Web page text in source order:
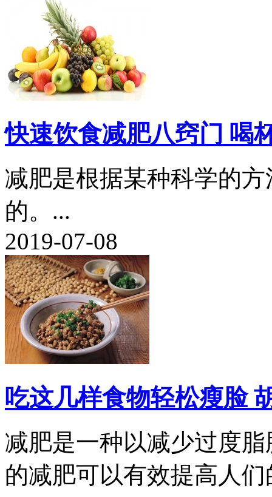
快速饮食减肥八窍门 喝
减肥是根据某种科学的
的。...
2019-07-08
吃这几样食物轻松瘦脸
减肥是一种以减少过度
的减肥可以有效提高人